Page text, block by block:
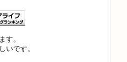
す。
いです。